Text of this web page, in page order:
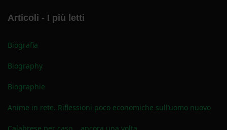
Articoli - I più letti
Biografia
Biography
Biographie
Anime in rete. Riflessioni poco economiche sull’uomo nuovo